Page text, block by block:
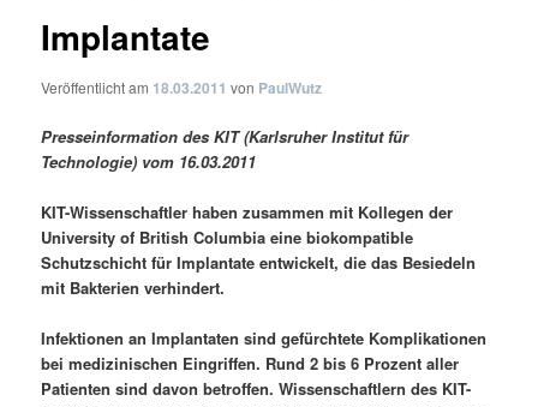
Implantate
Veröffentlicht am 18.03.2011 von PaulWutz
Presseinformation des KIT (Karlsruher Institut für
Technologie) vom 16.03.2011
KIT-Wissenschaftler haben zusammen mit Kollegen der
University of British Columbia eine biokompatible
Schutzschicht für Implantate entwickelt, die das Besiedeln
mit Bakterien verhindert.
Infektionen an Implantaten sind gefürchtete Komplikationen
bei medizinischen Eingriffen. Rund 2 bis 6 Prozent aller
Patienten sind davon betroffen. Wissenschaftlern des KIT-